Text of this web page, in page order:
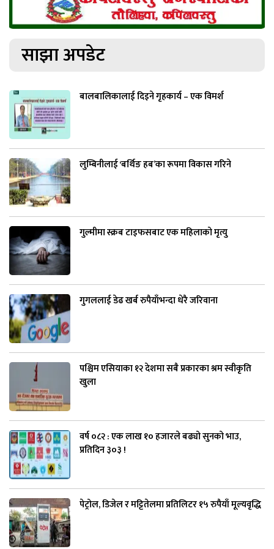
साझा अपडेट
बालबालिकालाई दिइने गृहकार्य – एक विमर्श
लुम्बिनीलाई ‘बर्थिङ हब’का रूपमा विकास गरिने
गुल्मीमा स्क्रब टाइफसबाट एक महिलाको मृत्यु
गुगललाई डेढ खर्ब रुपैयाँभन्दा धेरै जरिवाना
पश्चिम एसियाका १२ देशमा सबै प्रकारका श्रम स्वीकृति
खुला
वर्ष ०८२ : एक लाख १० हजारले बढ्यो सुनको भाउ,
प्रतिदिन ३०३ !
पेट्रोल, डिजेल र मट्टितेलमा प्रतिलिटर १५ रुपैयाँ मूल्यवृद्धि